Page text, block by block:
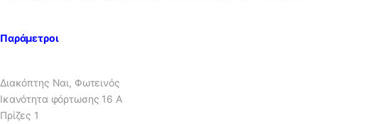
Παράμετροι
Διακόπτης Ναι, Φωτεινός
Ικανότητα φόρτωσης 16 Α
Πρίζες 1